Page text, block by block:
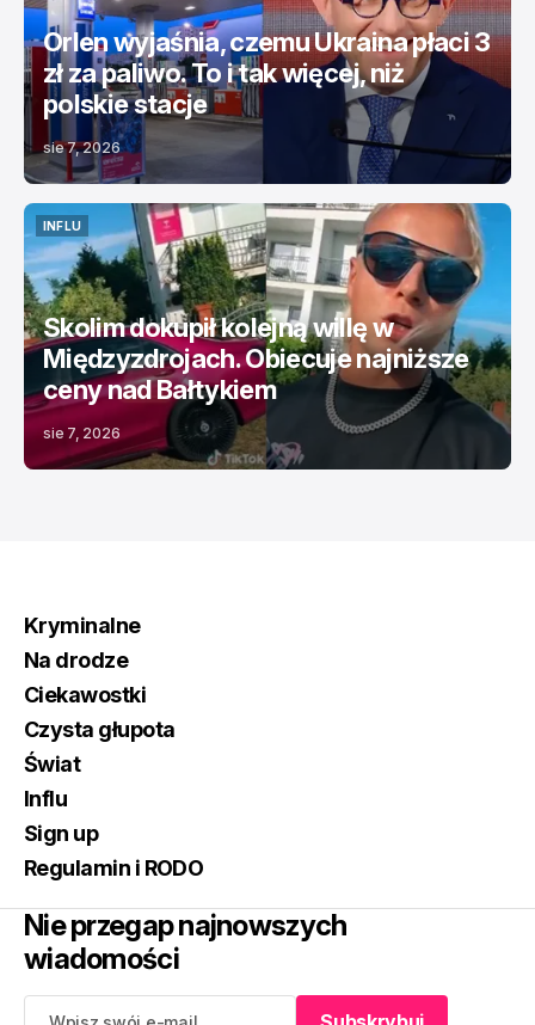
Orlen wyjaśnia, czemu Ukraina płaci 3
zł za paliwo. To i tak więcej, niż
polskie stacje
sie 7, 2026
INFLU
INFLU
Skolim dokupił kolejną willę w
Międzyzdrojach. Obiecuje najniższe
ceny nad Bałtykiem
sie 7, 2026
Kryminalne
Na drodze
Ciekawostki
Czysta głupota
Świat
Influ
Sign up
Regulamin i RODO
Nie przegap najnowszych
wiadomości